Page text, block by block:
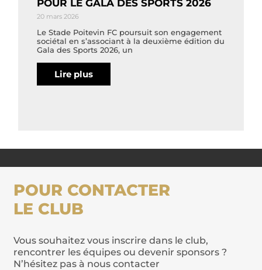
POUR LE GALA DES SPORTS 2026
20 mars 2026
Le Stade Poitevin FC poursuit son engagement
sociétal en s’associant à la deuxième édition du
Gala des Sports 2026, un
Lire plus
POUR CONTACTER
LE CLUB
Vous souhaitez vous inscrire dans le club,
rencontrer les équipes ou devenir sponsors ?
N’hésitez pas à nous contacter